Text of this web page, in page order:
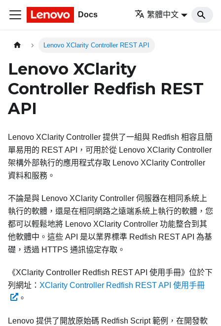
Docs 繁體中文
Lenovo XClarity Controller REST API
Lenovo XClarity
Controller Redfish REST
API
Lenovo XClarity Controller 提供了一組與 Redfish 相容且簡
單易用的 REST API，可用於從 Lenovo XClarity Controller
架構外部執行的應用程式存取 Lenovo XClarity Controller
資料和服務。
不論是與 Lenovo XClarity Controller 伺服器在相同系統上
執行的軟體，還是在相同網路之遠端系統上執行的軟體，您
都可以輕鬆地將 Lenovo XClarity Controller 功能整合到其
他軟體中。這些 API 是以業界標準 Redfish REST API 為基
礎，透過 HTTPS 通訊協定存取。
《XClarity Controller Redfish REST API 使用手冊》位於下
列網址： XClarity Controller Redfish REST API 使用手冊
。
Lenovo 提供了開放原始碼 Redfish Script 範例，在開發軟